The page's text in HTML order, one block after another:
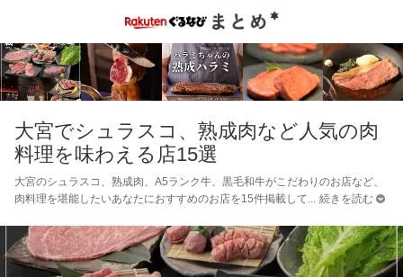
大宮でシュラスコ、熟成肉など人気の肉
料理を味わえる店15選
大宮のシュラスコ、熟成肉、A5ランク牛、黒毛和牛がこだわりのお店など、
肉料理を堪能したいあなたにおすすめのお店を15件掲載して
続きを読む